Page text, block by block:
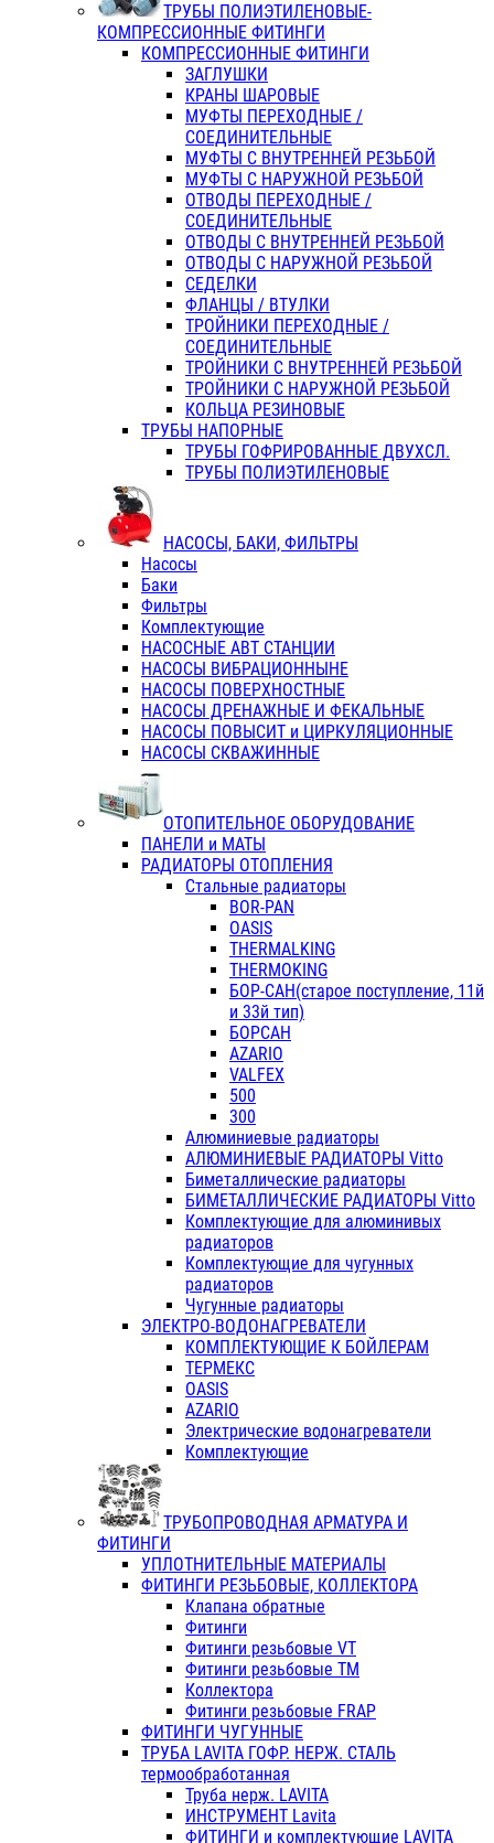
ТРУБЫ ПОЛИЭТИЛЕНОВЫЕ-
КОМПРЕССИОННЫЕ ФИТИНГИ
КОМПРЕССИОННЫЕ ФИТИНГИ
ЗАГЛУШКИ
КРАНЫ ШАРОВЫЕ
МУФТЫ ПЕРЕХОДНЫЕ /
СОЕДИНИТЕЛЬНЫЕ
МУФТЫ С ВНУТРЕННЕЙ РЕЗЬБОЙ
МУФТЫ С НАРУЖНОЙ РЕЗЬБОЙ
ОТВОДЫ ПЕРЕХОДНЫЕ /
СОЕДИНИТЕЛЬНЫЕ
ОТВОДЫ С ВНУТРЕННЕЙ РЕЗЬБОЙ
ОТВОДЫ С НАРУЖНОЙ РЕЗЬБОЙ
СЕДЕЛКИ
ФЛАНЦЫ / ВТУЛКИ
ТРОЙНИКИ ПЕРЕХОДНЫЕ /
СОЕДИНИТЕЛЬНЫЕ
ТРОЙНИКИ С ВНУТРЕННЕЙ РЕЗЬБОЙ
ТРОЙНИКИ С НАРУЖНОЙ РЕЗЬБОЙ
КОЛЬЦА РЕЗИНОВЫЕ
ТРУБЫ НАПОРНЫЕ
ТРУБЫ ГОФРИРОВАННЫЕ ДВУХСЛ.
ТРУБЫ ПОЛИЭТИЛЕНОВЫЕ
НАСОСЫ, БАКИ, ФИЛЬТРЫ
Насосы
Баки
Фильтры
Комплектующие
НАСОСНЫЕ АВТ СТАНЦИИ
НАСОСЫ ВИБРАЦИОННЫНЕ
НАСОСЫ ПОВЕРХНОСТНЫЕ
НАСОСЫ ДРЕНАЖНЫЕ И ФЕКАЛЬНЫЕ
НАСОСЫ ПОВЫСИТ и ЦИРКУЛЯЦИОННЫЕ
НАСОСЫ СКВАЖИННЫЕ
ОТОПИТЕЛЬНОЕ ОБОРУДОВАНИЕ
ПАНЕЛИ и МАТЫ
РАДИАТОРЫ ОТОПЛЕНИЯ
Стальные радиаторы
BOR-PAN
OASIS
THERMALKING
THERMOKING
БОР-САН(старое поступление, 11й
и 33й тип)
БОРСАН
AZARIO
VALFEX
500
300
Алюминиевые радиаторы
АЛЮМИНИЕВЫЕ РАДИАТОРЫ Vitto
Биметаллические радиаторы
БИМЕТАЛЛИЧЕСКИЕ РАДИАТОРЫ Vitto
Комплектующие для алюминивых
радиаторов
Комплектующие для чугунных
радиаторов
Чугунные радиаторы
ЭЛЕКТРО-ВОДОНАГРЕВАТЕЛИ
КОМПЛЕКТУЮЩИЕ К БОЙЛЕРАМ
ТЕРМЕКС
OASIS
AZARIO
Электрические водонагреватели
Комплектующие
ТРУБОПРОВОДНАЯ АРМАТУРА И
ФИТИНГИ
УПЛОТНИТЕЛЬНЫЕ МАТЕРИАЛЫ
ФИТИНГИ РЕЗЬБОВЫЕ, КОЛЛЕКТОРА
Клапана обратные
Фитинги
Фитинги резьбовые VT
Фитинги резьбовые ТМ
Коллектора
Фитинги резьбовые FRAP
ФИТИНГИ ЧУГУННЫЕ
ТРУБА LAVITA ГОФР. НЕРЖ. СТАЛЬ
термообработанная
Труба нерж. LAVITA
ИНСТРУМЕНТ Lavita
ФИТИНГИ и комплектующие LAVITA